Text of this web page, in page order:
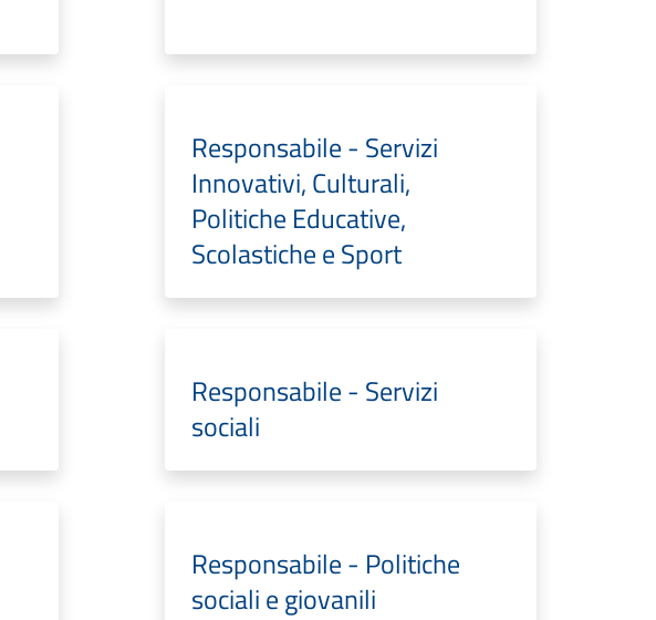
Responsabile - Servizi
Innovativi, Culturali,
Politiche Educative,
Scolastiche e Sport
Responsabile - Servizi
sociali
Responsabile - Politiche
sociali e giovanili